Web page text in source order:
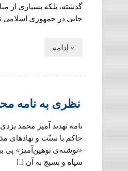
گذشته، بلکه بسیاری از
جایی در جمهوری اسلامی
» ادامه
نظری به نامه
نامه تهدید آمیز محمد
حاکم با سنّت و نهادهای
«نوشته‌ی توهین‌آمیز» پی
سپاه و بسیج به آن […]